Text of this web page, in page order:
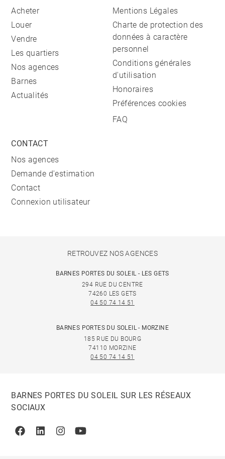
Acheter
Louer
Vendre
Les quartiers
Nos agences
Barnes
Actualités
Mentions Légales
Charte de protection des
données à caractère
personnel
Conditions générales
d'utilisation
Honoraires
Préférences cookies
FAQ
CONTACT
Nos agences
Demande d'estimation
Contact
Connexion utilisateur
RETROUVEZ NOS AGENCES
BARNES PORTES DU SOLEIL - LES GETS
294 RUE DU CENTRE
74260 LES GETS
04 50 74 14 51
BARNES PORTES DU SOLEIL - MORZINE
185 RUE DU BOURG
74110 MORZINE
04 50 74 14 51
BARNES PORTES DU SOLEIL SUR LES RÉSEAUX
SOCIAUX
FacebookLinkedinInstagramYoutube